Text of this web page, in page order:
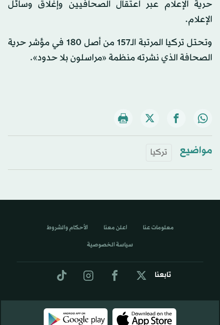
حرية الإعلام عبر اعتقال الصحافيين وإغلاق وسائل
الإعلام.
وتحتل تركيا المرتبة الـ157 من أصل 180 في مؤشر حرية
الصحافة الذي نشرته منظمة «مراسلون بلا حدود».
مواضيع تركيا
تابعنا
معلومات عنا اعلن معنا الأحكام والشروط
سياسة الخصوصية